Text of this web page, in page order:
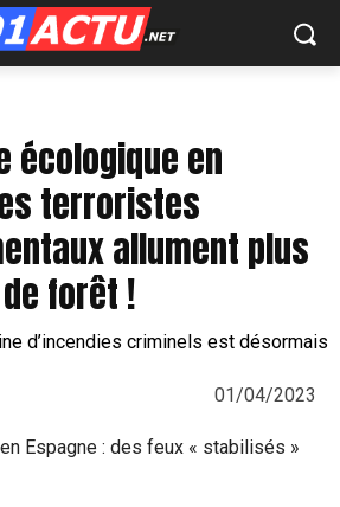
écologique en
terroristes
allument plus
forêt !
01/04/2023
Espagne : des feux « stabilisés »